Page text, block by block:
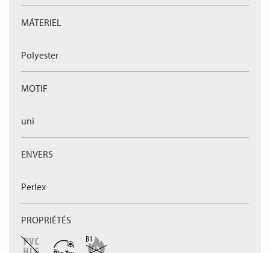
MÁTERIEL
Polyester
MOTIF
uni
ENVERS
Perlex
PROPRIÉTÉS